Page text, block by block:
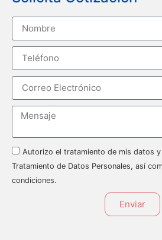
Autorizo el tratamiento de mis datos
Tratamiento de Datos Personales, así
condiciones.
Enviar